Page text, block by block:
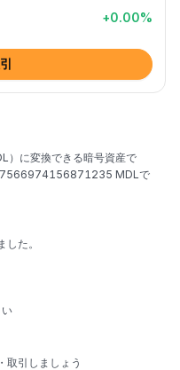
+0.00%
）に変換できる暗号資産で
MDLで
た。
取引しましょう